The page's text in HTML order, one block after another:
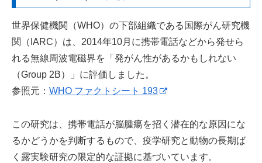
世界保健機関（WHO）の下部組織である国際がん研究機
関（IARC）は、2014年10月に携帯電話などから発せら
れる無線周波電磁界を「発がん性があるかもしれない
（Group 2B）」に評価しました。
参照元： WHO ファクトシート 193
この研究は、携帯電話が脳腫瘍を招く潜在的な原因にな
るかどうかを判断するもので、疫学研究と動物の長期ば
く露実験研究の限定的な証拠に基づいています。